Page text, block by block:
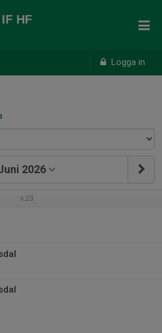
Logga in
HF
2026
v.23